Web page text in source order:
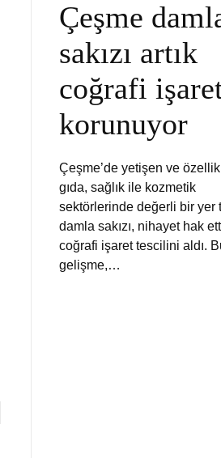
2024
Çeşme
sakızı artık
coğrafi
korunuyor
Çeşme’de yetişen ve
gıda, sağlık ile kozmetik
sektörlerinde değerli bir yer
damla sakızı, nihayet hak
coğrafi işaret tescilini aldı.
gelişme,…